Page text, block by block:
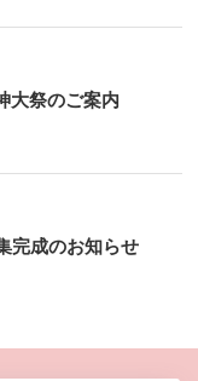
大祭のご案内
完成のお知らせ